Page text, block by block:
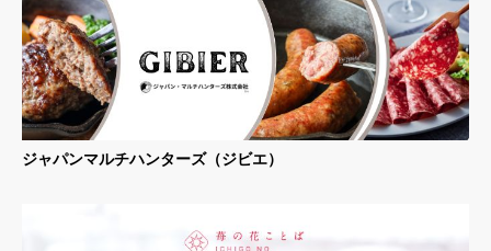
ジャパンマルチハンターズ（ジビエ）